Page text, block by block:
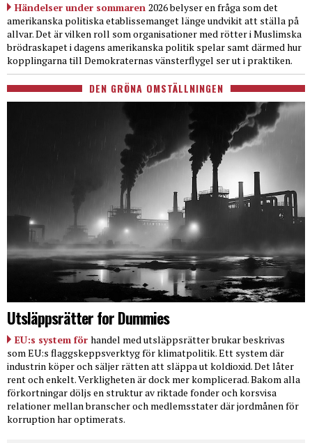
Händelser under sommaren 2026 belyser en fråga som det
amerikanska politiska etablissemanget länge undvikit att ställa på
allvar. Det är vilken roll som organisationer med rötter i Muslimska
brödraskapet i dagens amerikanska politik spelar samt därmed hur
kopplingarna till Demokraternas vänsterflygel ser ut i praktiken.
DEN GRÖNA OMSTÄLLNINGEN
Utsläppsrätter for Dummies
EU:s system för handel med utsläppsrätter brukar beskrivas
som EU:s flaggskeppsverktyg för klimatpolitik. Ett system där
industrin köper och säljer rätten att släppa ut koldioxid. Det låter
rent och enkelt. Verkligheten är dock mer komplicerad. Bakom alla
förkortningar döljs en struktur av riktade fonder och korsvisa
relationer mellan branscher och medlemsstater där jordmånen för
korruption har optimerats.